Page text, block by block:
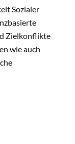
Sozialer
Zielkonflikte
wie auch